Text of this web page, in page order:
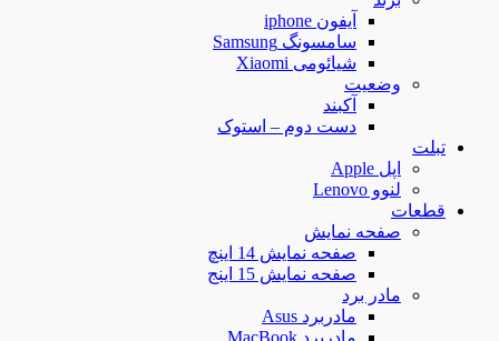
آیفون iphone
سامسونگ Samsung
شیائومی Xiaomi
وضعیت
آکبند
دست دوم – استوک
تبلت
اپل Apple
لنوو Lenovo
قطعات
صفحه نمایش
صفحه نمایش 14 اینچ
صفحه نمایش 15 اینج
مادر برد
مادربرد Asus
مادربرد MacBook